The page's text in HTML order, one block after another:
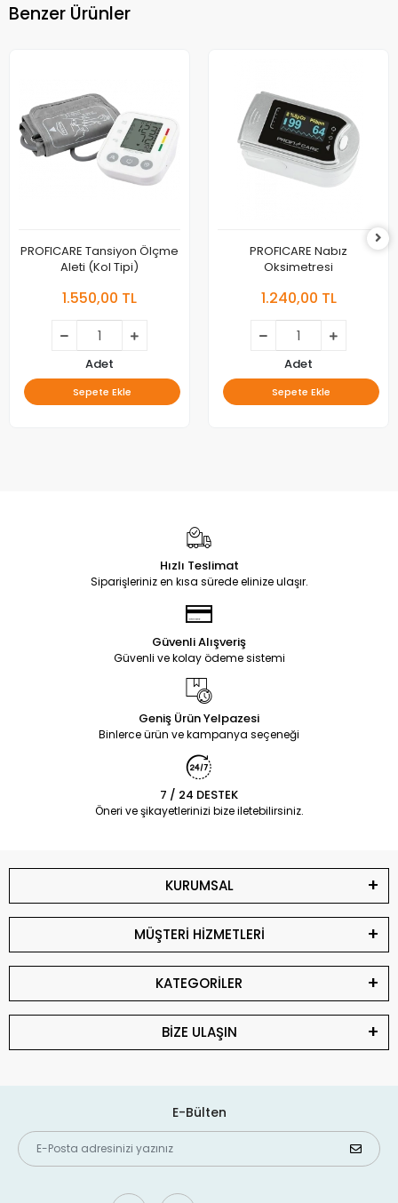
Benzer Ürünler
PROFICARE Tansiyon Ölçme
Aleti (Kol Tipi)
1.550,00 TL
Adet
Sepete Ekle
PROFICARE Nabız
Oksimetresi
1.240,00 TL
Adet
Sepete Ekle
Hızlı Teslimat
Siparişleriniz en kısa sürede elinize ulaşır.
Güvenli Alışveriş
Güvenli ve kolay ödeme sistemi
Geniş Ürün Yelpazesi
Binlerce ürün ve kampanya seçeneği
7 / 24 DESTEK
Öneri ve şikayetlerinizi bize iletebilirsiniz.
KURUMSAL
MÜŞTERİ HİZMETLERİ
KATEGORİLER
BİZE ULAŞIN
E-Bülten